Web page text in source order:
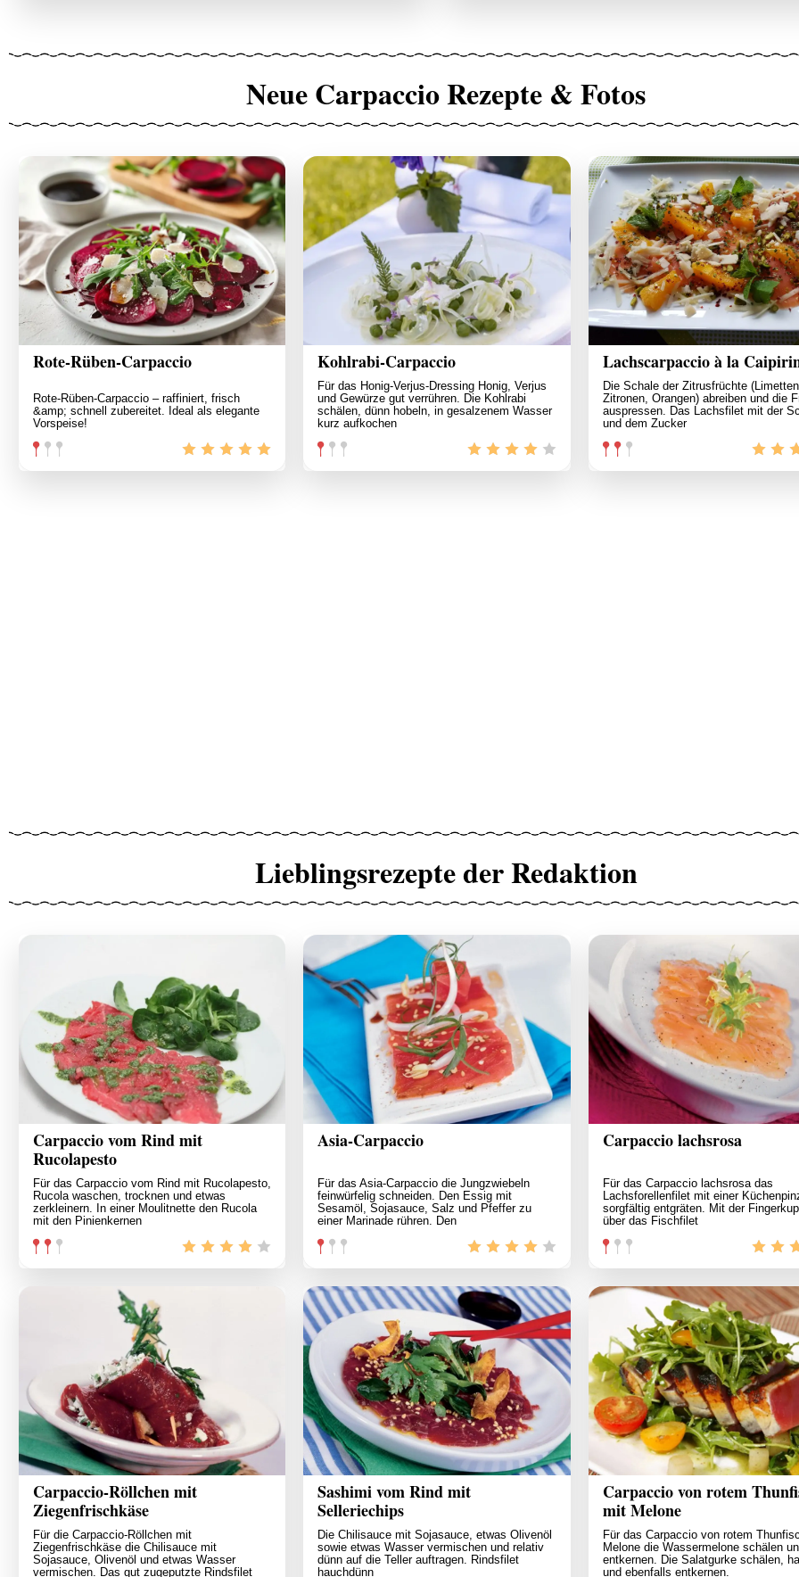
Neue Carpaccio Rezepte & Fotos
Rote-Rüben-Carpaccio
Rote-Rüben-Carpaccio – raffiniert, frisch
&amp; schnell zubereitet. Ideal als elegante
Vorspeise!
Kohlrabi-Carpaccio
Für das Honig-Verjus-Dressing Honig, Verjus
und Gewürze gut verrühren. Die Kohlrabi
schälen, dünn hobeln, in gesalzenem Wasser
kurz aufkochen
Lachscarpaccio à la
Die Schale der Zitrusfrüchte
Zitronen, Orangen) abreiben und die
auspressen. Das Lachsfilet mit der
und dem Zucker
Lieblingsrezepte der Redaktion
Carpaccio vom Rind mit
Rucolapesto
Für das Carpaccio vom Rind mit Rucolapesto,
Rucola waschen, trocknen und etwas
zerkleinern. In einer Moulitnette den Rucola
mit den Pinienkernen
Asia-Carpaccio
Für das Asia-Carpaccio die Jungzwiebeln
feinwürfelig schneiden. Den Essig mit
Sesamöl, Sojasauce, Salz und Pfeffer zu
einer Marinade rühren. Den
Carpaccio lachsrosa
Für das Carpaccio lachsrosa das
Lachsforellenfilet mit einer
sorgfältig entgräten. Mit der
über das Fischfilet
Carpaccio-Röllchen mit
Ziegenfrischkäse
Für die Carpaccio-Röllchen mit
Ziegenfrischkäse die Chilisauce mit
Sojasauce, Olivenöl und etwas Wasser
vermischen. Das gut zugeputzte Rindsfilet
Sashimi vom Rind mit
Selleriechips
Die Chilisauce mit Sojasauce, etwas Olivenöl
sowie etwas Wasser vermischen und relativ
dünn auf die Teller auftragen. Rindsfilet
hauchdünn
Carpaccio von rotem
mit Melone
Für das Carpaccio von rotem
Melone die Wassermelone schälen
entkernen. Die Salatgurke schälen,
und ebenfalls entkernen.